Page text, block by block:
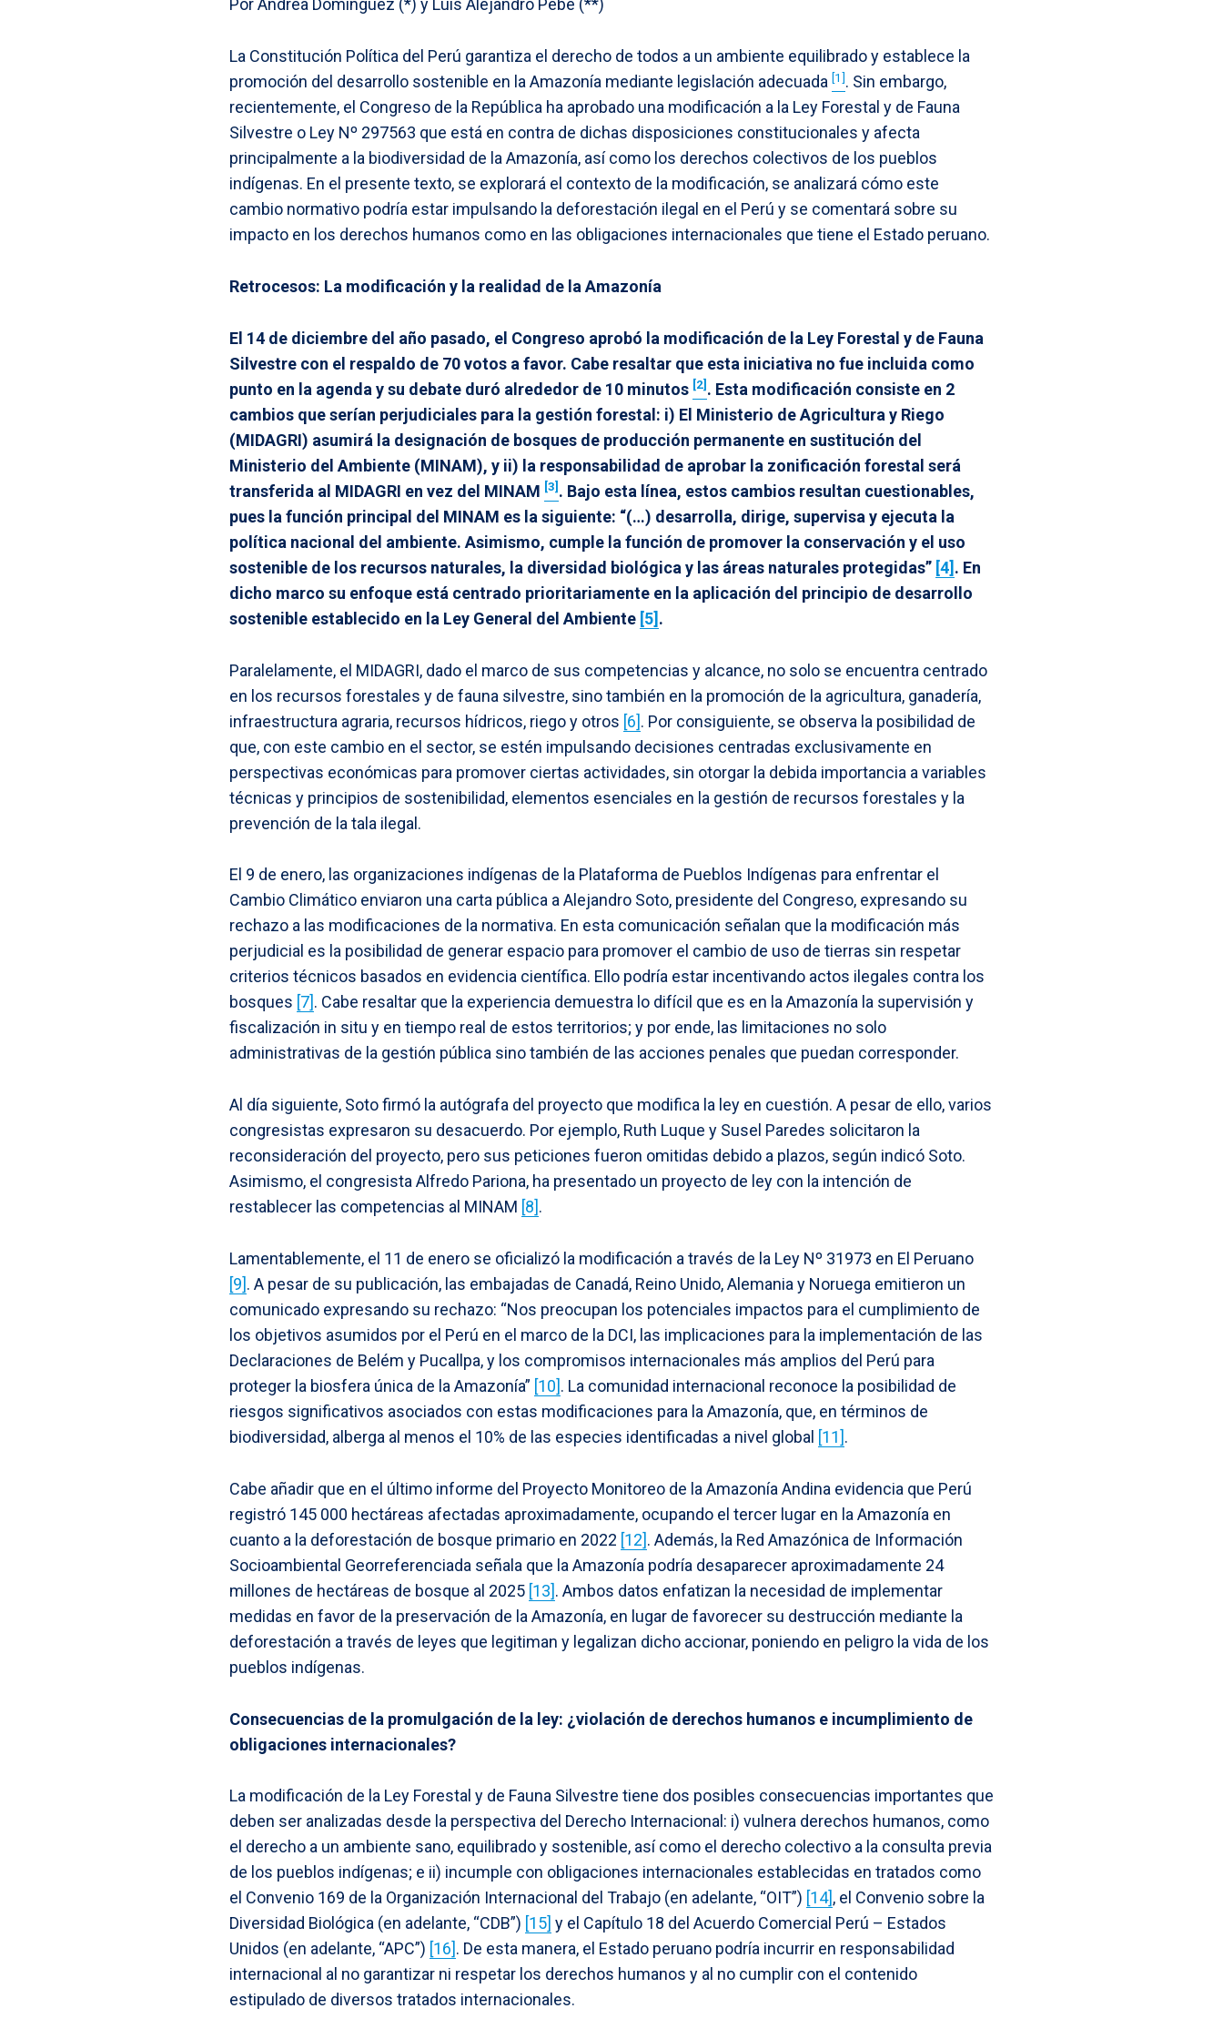
Por Andrea Dominguez (*) y Luis Alejandro Pebe (**)
La Constitución Política del Perú garantiza el derecho de todos a un ambiente equilibrado y establece la
promoción del desarrollo sostenible en la Amazonía mediante legislación adecuada [1]. Sin embargo,
recientemente, el Congreso de la República ha aprobado una modificación a la Ley Forestal y de Fauna
Silvestre o Ley Nº 297563 que está en contra de dichas disposiciones constitucionales y afecta
principalmente a la biodiversidad de la Amazonía, así como los derechos colectivos de los pueblos
indígenas. En el presente texto, se explorará el contexto de la modificación, se analizará cómo este
cambio normativo podría estar impulsando la deforestación ilegal en el Perú y se comentará sobre su
impacto en los derechos humanos como en las obligaciones internacionales que tiene el Estado peruano.
Retrocesos: La modificación y la realidad de la Amazonía
El 14 de diciembre del año pasado, el Congreso aprobó la modificación de la Ley Forestal y de Fauna
Silvestre con el respaldo de 70 votos a favor. Cabe resaltar que esta iniciativa no fue incluida como
punto en la agenda y su debate duró alrededor de 10 minutos [2] . Esta modificación consiste en 2
cambios que serían perjudiciales para la gestión forestal: i) El Ministerio de Agricultura y Riego
(MIDAGRI) asumirá la designación de bosques de producción permanente en sustitución del
Ministerio del Ambiente (MINAM), y ii) la responsabilidad de aprobar la zonificación forestal será
transferida al MIDAGRI en vez del MINAM [3] . Bajo esta línea, estos cambios resultan cuestionables,
pues la función principal del MINAM es la siguiente: “(…) desarrolla, dirige, supervisa y ejecuta la
política nacional del ambiente. Asimismo, cumple la función de promover la conservación y el uso
sostenible de los recursos naturales, la diversidad biológica y las áreas naturales protegidas” [4] . En
dicho marco su enfoque está centrado prioritariamente en la aplicación del principio de desarrollo
sostenible establecido en la Ley General del Ambiente [5] .
Paralelamente, el MIDAGRI, dado el marco de sus competencias y alcance, no solo se encuentra centrado
en los recursos forestales y de fauna silvestre, sino también en la promoción de la agricultura, ganadería,
infraestructura agraria, recursos hídricos, riego y otros [6]. Por consiguiente, se observa la posibilidad de
que, con este cambio en el sector, se estén impulsando decisiones centradas exclusivamente en
perspectivas económicas para promover ciertas actividades, sin otorgar la debida importancia a variables
técnicas y principios de sostenibilidad, elementos esenciales en la gestión de recursos forestales y la
prevención de la tala ilegal.
El 9 de enero, las organizaciones indígenas de la Plataforma de Pueblos Indígenas para enfrentar el
Cambio Climático enviaron una carta pública a Alejandro Soto, presidente del Congreso, expresando su
rechazo a las modificaciones de la normativa. En esta comunicación señalan que la modificación más
perjudicial es la posibilidad de generar espacio para promover el cambio de uso de tierras sin respetar
criterios técnicos basados en evidencia científica. Ello podría estar incentivando actos ilegales contra los
bosques [7]. Cabe resaltar que la experiencia demuestra lo difícil que es en la Amazonía la supervisión y
fiscalización in situ y en tiempo real de estos territorios; y por ende, las limitaciones no solo
administrativas de la gestión pública sino también de las acciones penales que puedan corresponder.
Al día siguiente, Soto firmó la autógrafa del proyecto que modifica la ley en cuestión. A pesar de ello, varios
congresistas expresaron su desacuerdo. Por ejemplo, Ruth Luque y Susel Paredes solicitaron la
reconsideración del proyecto, pero sus peticiones fueron omitidas debido a plazos, según indicó Soto.
Asimismo, el congresista Alfredo Pariona, ha presentado un proyecto de ley con la intención de
restablecer las competencias al MINAM [8].
Lamentablemente, el 11 de enero se oficializó la modificación a través de la Ley Nº 31973 en El Peruano
[9]. A pesar de su publicación, las embajadas de Canadá, Reino Unido, Alemania y Noruega emitieron un
comunicado expresando su rechazo: “Nos preocupan los potenciales impactos para el cumplimiento de
los objetivos asumidos por el Perú en el marco de la DCI, las implicaciones para la implementación de las
Declaraciones de Belém y Pucallpa, y los compromisos internacionales más amplios del Perú para
proteger la biosfera única de la Amazonía” [10]. La comunidad internacional reconoce la posibilidad de
riesgos significativos asociados con estas modificaciones para la Amazonía, que, en términos de
biodiversidad, alberga al menos el 10% de las especies identificadas a nivel global [11].
Cabe añadir que en el último informe del Proyecto Monitoreo de la Amazonía Andina evidencia que Perú
registró 145 000 hectáreas afectadas aproximadamente, ocupando el tercer lugar en la Amazonía en
cuanto a la deforestación de bosque primario en 2022 [12]. Además, la Red Amazónica de Información
Socioambiental Georreferenciada señala que la Amazonía podría desaparecer aproximadamente 24
millones de hectáreas de bosque al 2025 [13]. Ambos datos enfatizan la necesidad de implementar
medidas en favor de la preservación de la Amazonía, en lugar de favorecer su destrucción mediante la
deforestación a través de leyes que legitiman y legalizan dicho accionar, poniendo en peligro la vida de los
pueblos indígenas.
Consecuencias de la promulgación de la ley: ¿violación de derechos humanos e incumplimiento de
obligaciones internacionales?
La modificación de la Ley Forestal y de Fauna Silvestre tiene dos posibles consecuencias importantes que
deben ser analizadas desde la perspectiva del Derecho Internacional: i) vulnera derechos humanos, como
el derecho a un ambiente sano, equilibrado y sostenible, así como el derecho colectivo a la consulta previa
de los pueblos indígenas; e ii) incumple con obligaciones internacionales establecidas en tratados como
el Convenio 169 de la Organización Internacional del Trabajo (en adelante, “OIT”) [14], el Convenio sobre la
Diversidad Biológica (en adelante, “CDB”) [15] y el Capítulo 18 del Acuerdo Comercial Perú – Estados
Unidos (en adelante, “APC”) [16]. De esta manera, el Estado peruano podría incurrir en responsabilidad
internacional al no garantizar ni respetar los derechos humanos y al no cumplir con el contenido
estipulado de diversos tratados internacionales.